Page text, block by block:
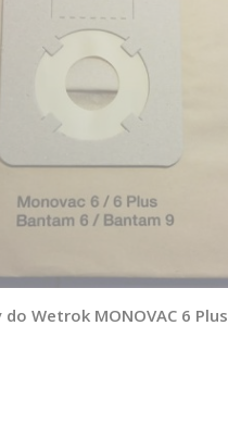
Wetrok MONOVAC 6 Plus